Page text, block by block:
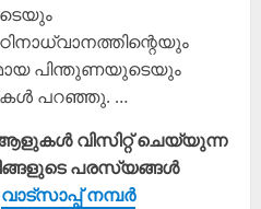
പിന്തുണയുടെയും
പറഞ്ഞു. …
വിസിറ്റ് ചെയ്യുന്ന
പരസ്യങ്ങൾ
വാട്സാപ്പ് നമ്പർ